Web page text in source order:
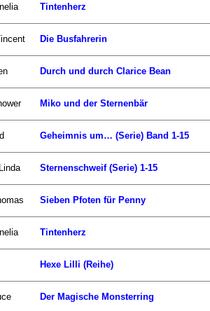
Tintenherz
Die Busfahrerin
Durch und durch Clarice Bean
Miko und der Sternenbär
Geheimnis um… (Serie) Band 1-15
Sternenschweif (Serie) 1-15
Sieben Pfoten für Penny
Tintenherz
Hexe Lilli (Reihe)
Der Magische Monsterring